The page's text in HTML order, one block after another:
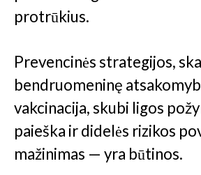
protrūkius.
Prevencinės strategijos,
bendruomeninę
vakcinacija, skubi ligos
paieška ir didelės rizikos
mažinimas — yra būtinos.